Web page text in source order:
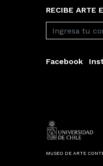
RECIBE ARTE
Facebook
MUSEO DE ARTE